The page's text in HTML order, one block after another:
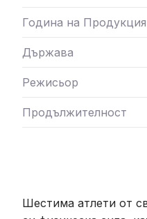
Година на Продукция
Държава
Режисьор
Продължителност
Шестима атлети от